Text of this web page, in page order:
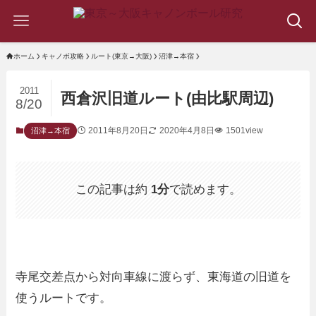
ホーム キャノボ攻略 ルート(東京→大阪) 沼津→本宿
西倉沢旧道ルート(由比駅周辺)
2011
8/20
沼津→本宿 2011年8月20日 2020年4月8日 1501view
この記事は約 1分で読めます。
寺尾交差点から対向車線に渡らず、東海道の旧道を
使うルートです。